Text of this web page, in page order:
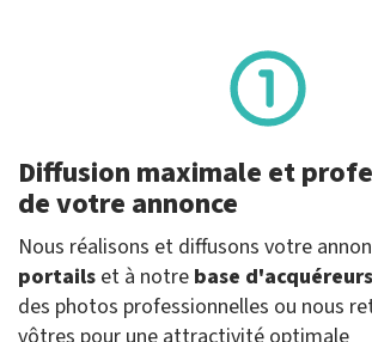
Diffusion maximale et
de votre annonce
Nous réalisons et diffusons votre
portails et à notre base d'acquéreurs
des photos professionnelles ou nous